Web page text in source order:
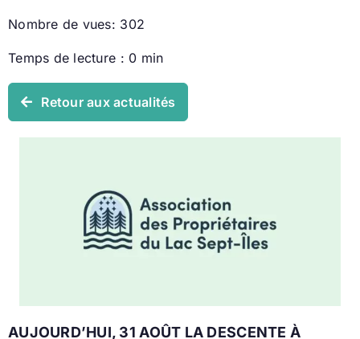
Nombre de vues: 302
Temps de lecture : 0 min
Retour aux actualités
AUJOURD’HUI, 31 AOÛT LA DESCENTE À